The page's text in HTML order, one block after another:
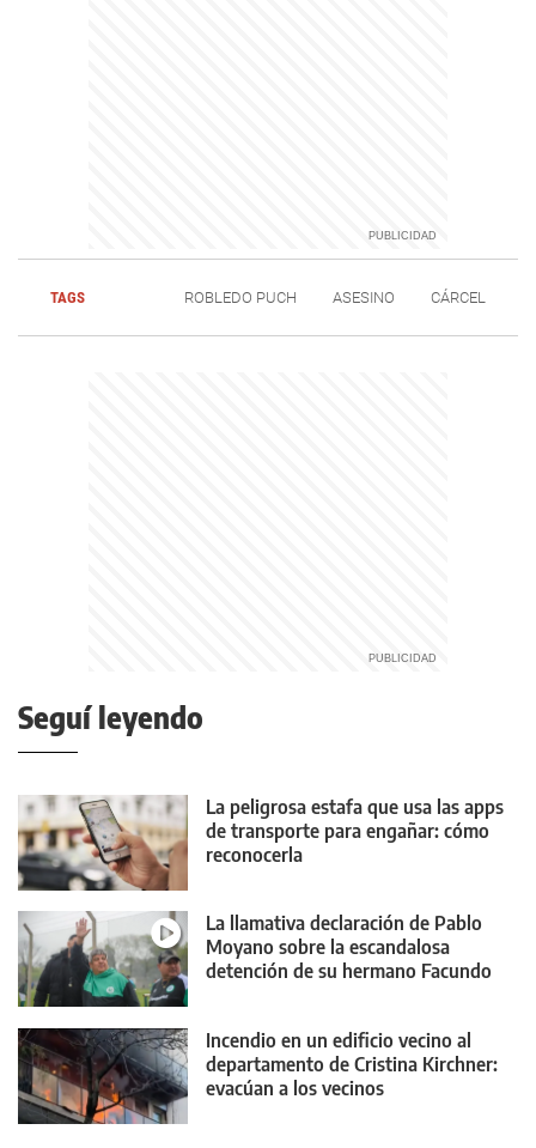
TAGS ROBLEDO PUCH ASESINO CÁRCEL
Seguí leyendo
La peligrosa estafa que usa las apps
de transporte para engañar: cómo
reconocerla
La llamativa declaración de Pablo
Moyano sobre la escandalosa
detención de su hermano Facundo
Incendio en un edificio vecino al
departamento de Cristina Kirchner:
evacúan a los vecinos